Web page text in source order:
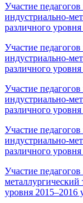
Участие педагогов
индустриально-
различного уровня
Участие педагогов
индустриально-
различного уровня
Участие педагогов
индустриально-
различного уровня
Участие педагогов
индустриально-
различного уровня
Участие
металлургический
уровня 2015–2016